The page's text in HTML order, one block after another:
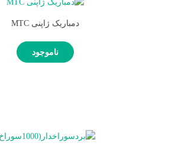
دمباریک ژاپنی MTC
ناموجود